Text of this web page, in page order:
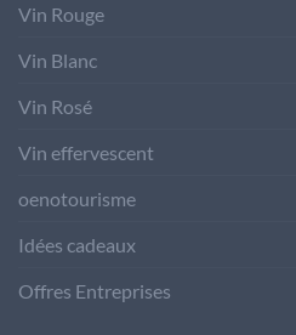
Vin Rouge
Vin Blanc
Vin Rosé
Vin effervescent
oenotourisme
Idées cadeaux
Offres Entreprises